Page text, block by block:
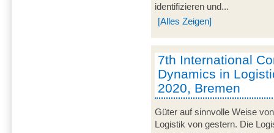
identifizieren und...
[Alles Zeigen]
7th International
Dynamics in
2020, Bremen
Güter auf sinnvolle Weise
Logistik von gestern. Die